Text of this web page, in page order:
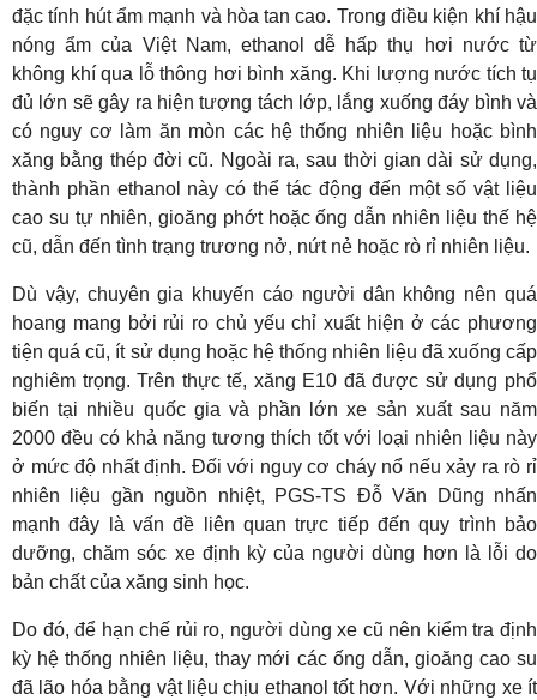
đặc tính hút ẩm mạnh và hòa tan cao. Trong điều kiện khí hậu
nóng ẩm của Việt Nam, ethanol dễ hấp thụ hơi nước từ
không khí qua lỗ thông hơi bình xăng. Khi lượng nước tích tụ
đủ lớn sẽ gây ra hiện tượng tách lớp, lắng xuống đáy bình và
có nguy cơ làm ăn mòn các hệ thống nhiên liệu hoặc bình
xăng bằng thép đời cũ. Ngoài ra, sau thời gian dài sử dụng,
thành phần ethanol này có thể tác động đến một số vật liệu
cao su tự nhiên, gioăng phớt hoặc ống dẫn nhiên liệu thế hệ
cũ, dẫn đến tình trạng trương nở, nứt nẻ hoặc rò rỉ nhiên liệu.
Dù vậy, chuyên gia khuyến cáo người dân không nên quá
hoang mang bởi rủi ro chủ yếu chỉ xuất hiện ở các phương
tiện quá cũ, ít sử dụng hoặc hệ thống nhiên liệu đã xuống cấp
nghiêm trọng. Trên thực tế, xăng E10 đã được sử dụng phổ
biến tại nhiều quốc gia và phần lớn xe sản xuất sau năm
2000 đều có khả năng tương thích tốt với loại nhiên liệu này
ở mức độ nhất định. Đối với nguy cơ cháy nổ nếu xảy ra rò rỉ
nhiên liệu gần nguồn nhiệt, PGS-TS Đỗ Văn Dũng nhấn
mạnh đây là vấn đề liên quan trực tiếp đến quy trình bảo
dưỡng, chăm sóc xe định kỳ của người dùng hơn là lỗi do
bản chất của xăng sinh học.
Do đó, để hạn chế rủi ro, người dùng xe cũ nên kiểm tra định
kỳ hệ thống nhiên liệu, thay mới các ống dẫn, gioăng cao su
đã lão hóa bằng vật liệu chịu ethanol tốt hơn. Với những xe ít